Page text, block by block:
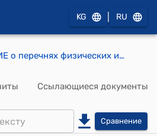
KG RU
"ПОЛОЖЕНИЕ о перечнях физических и юридических лиц, групп и организаций, в отношении которых имеются сведения об их участии в террористической и экстремистской деятельности, распространении оружия массового уничтожения и легализации(отмывании) преступных доходов" к постановлению Правительства Кыргызской Республики от 25 декабря 2018 года № 606
Ссылающиеся документы
Сравнение